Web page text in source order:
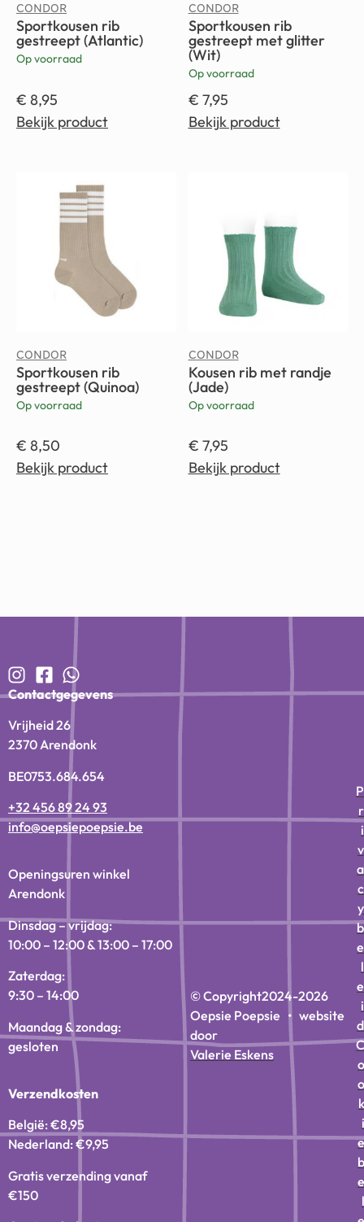
CONDOR
Sportkousen rib
gestreept (Atlantic)
Op voorraad
€ 8,95
Bekijk product
CONDOR
Sportkousen rib
gestreept met glitter
(Wit)
Op voorraad
€ 7,95
Bekijk product
CONDOR
Sportkousen rib
gestreept (Quinoa)
Op voorraad
€ 8,50
Bekijk product
CONDOR
Kousen rib met randje
(Jade)
Op voorraad
€ 7,95
Bekijk product
Contactgegevens
Vrijheid 26
2370 Arendonk
BE0753.684.654
+32 456 89 24 93
info@oepsiepoepsie.be
Openingsuren winkel
Arendonk
Dinsdag – vrijdag:
10:00 – 12:00 & 13:00 – 17:00
Zaterdag:
9:30 – 14:00
Maandag & zondag:
gesloten
Verzendkosten
België: €8,95
Nederland: €9,95
Gratis verzending vanaf
€150
© Copyright2024-2026
Oepsie Poepsie • website
door
Valerie Eskens
P
r
i
v
a
c
y
b
e
l
e
i
d
C
o
o
k
i
e
b
e
l